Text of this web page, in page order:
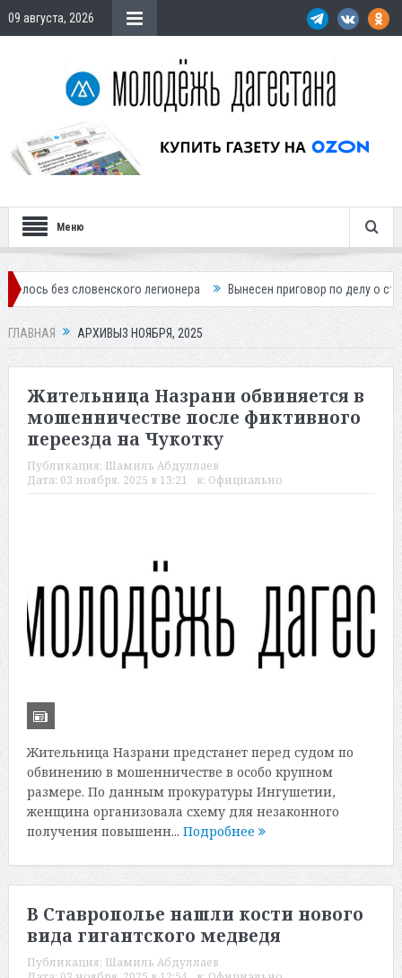
09 августа, 2026
Меню
словенского легионера Вынесен приговор по делу о
ГЛАВНАЯ АРХИВЫ3 НОЯБРЯ, 2025
Жительница Назрани обвиняется в
мошенничестве после фиктивного
переезда на Чукотку
Публикация: Шамиль Абдуллаев
Дата: 03 ноября, 2025 в 13:21 в: Официально
Жительница Назрани предстанет перед судом по
обвинению в мошенничестве в особо крупном
размере. По данным прокуратуры Ингушетии,
женщина организовала схему для незаконного
получения повышенн... Подробнее
В Ставрополье нашли кости нового
вида гигантского медведя
Публикация: Шамиль Абдуллаев